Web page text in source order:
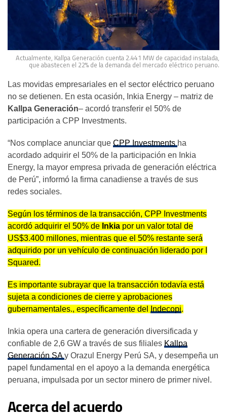
Actualmente, Kallpa Generación cuenta 2.441 MW de capacidad instalada,
que abastecen el 22% de la demanda del mercado eléctrico peruano.
Las movidas empresariales en el sector eléctrico peruano
no se detienen. En esta ocasión, Inkia Energy – matriz de
Kallpa Generación– acordó transferir el 50% de
participación a CPP Investments.
“Nos complace anunciar que CPP Investments ha
acordado adquirir el 50% de la participación en Inkia
Energy, la mayor empresa privada de generación eléctrica
de Perú”, informó la firma canadiense a través de sus
redes sociales.
Según los términos de la transacción, CPP Investments
acordó adquirir el 50% de Inkia por un valor total de
US$3.400 millones, mientras que el 50% restante será
adquirido por un vehículo de continuación liderado por I
Squared.
Es importante subrayar que la transacción todavía está
sujeta a condiciones de cierre y aprobaciones
gubernamentales., específicamente del
Indecopi.
Inkia opera una cartera de generación diversificada y
confiable de 2,6 GW a través de sus filiales Kallpa
Generación SAy Orazul Energy Perú SA, y desempeña un
papel fundamental en el apoyo a la demanda energética
peruana, impulsada por un sector minero de primer nivel.
Acerca del acuerdo